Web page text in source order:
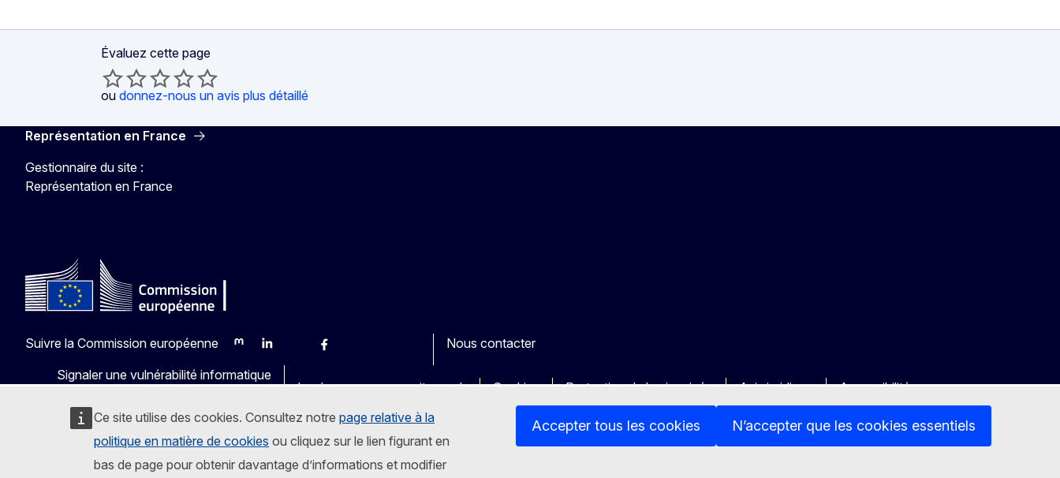
Ce site utilise des cookies. Consultez notre page relative à la
politique en matière de cookies ou cliquez sur le lien figurant en
bas de page pour obtenir davantage d’informations et modifier
Accepter tous les cookies N’accepter que les cookies essentiels
Évaluez cette page
ou donnez-nous un avis plus détaillé
Représentation en France
Gestionnaire du site :
Représentation en France
Suivre la Commission européenne
MastodonLinkedInBlueskyFacebook
Nous contacter
Signaler une vulnérabilité informatique
Les langues sur nos sites web
Cookies Protection de la vie privée Avis juridique Accessibilité